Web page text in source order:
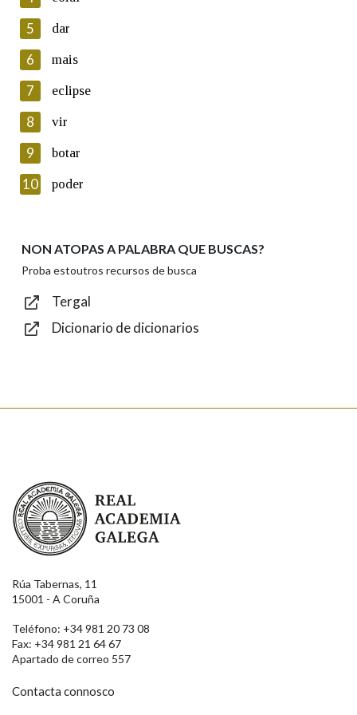
Lin e acepto as condicións da política de
Introduce o código que aparece na imaxe:
Texto de verificación
Enviar
5 dar
6 mais
7 eclipse
8 vir
9 botar
10 poder
NON ATOPAS A PALABRA QUE BUSCAS?
Proba estoutros recursos de busca
Tergal
Dicionario de dicionarios
Real Academia Galega
Rúa Tabernas, 11
15001 - A Coruña
Teléfono: +34 981 20 73 08
Fax: +34 981 21 64 67
Apartado de correo 557
Contacta connosco